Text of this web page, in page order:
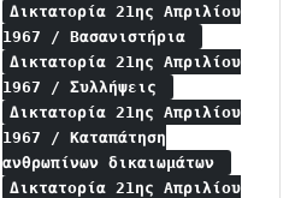
Δικτατορία 21ης Απριλίου
1967 / Βασανιστήρια
Δικτατορία 21ης Απριλίου
1967 / Συλλήψεις
Δικτατορία 21ης Απριλίου
1967 / Καταπάτηση
ανθρωπίνων δικαιωμάτων
Δικτατορία 21ης Απριλίου